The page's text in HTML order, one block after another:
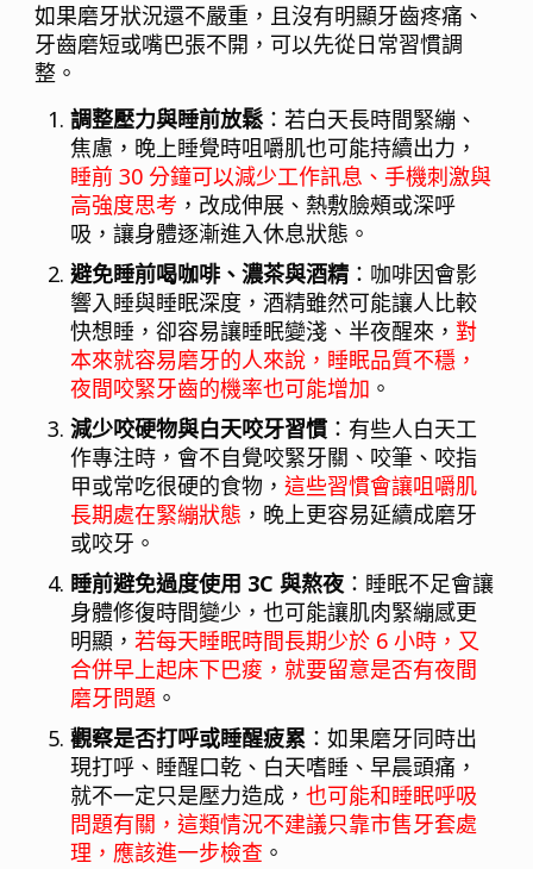
如果磨牙狀況還不嚴重，且沒有明顯牙齒疼痛、
牙齒磨短或嘴巴張不開，可以先從日常習慣調
整。
調整壓力與睡前放鬆：若白天長時間緊繃、
焦慮，晚上睡覺時咀嚼肌也可能持續出力，
睡前 30 分鐘可以減少工作訊息、手機刺激與
高強度思考 ，改成伸展、熱敷臉頰或深呼
吸，讓身體逐漸進入休息狀態。
避免睡前喝咖啡、濃茶與酒精 ：咖啡因會影
響入睡與睡眠深度，酒精雖然可能讓人比較
快想睡，卻容易讓睡眠變淺、半夜醒來，對
本來就容易磨牙的人來說，睡眠品質不穩，
夜間咬緊牙齒的機率也可能增加 。
減少咬硬物與白天咬牙習慣 ：有些人白天工
作專注時，會不自覺咬緊牙關、咬筆、咬指
甲或常吃很硬的食物，這些習慣會讓咀嚼肌
長期處在緊繃狀態 ，晚上更容易延續成磨牙
或咬牙。
睡前避免過度使用 3C 與熬夜 ：睡眠不足會讓
身體修復時間變少，也可能讓肌肉緊繃感更
明顯，若每天睡眠時間長期少於 6 小時，又
合併早上起床下巴痠，就要留意是否有夜間
磨牙問題 。
觀察是否打呼或睡醒疲累 ：如果磨牙同時出
現打呼、睡醒口乾、白天嗜睡、早晨頭痛，
就不一定只是壓力造成，也可能和睡眠呼吸
問題有關，這類情況不建議只靠市售牙套處
理，應該進一步檢查 。